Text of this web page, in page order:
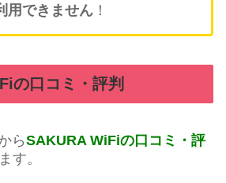
用できません ！
の口コミ・評判
らSAKURA WiFiの口コミ・評
す。